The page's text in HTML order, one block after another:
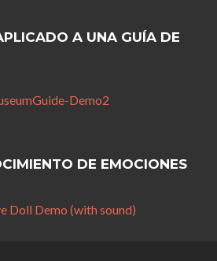
A UNA GUÍA DE
DE EMOCIONES